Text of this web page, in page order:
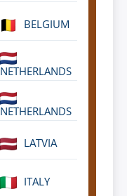
BELGIUM
NETHERLANDS
NETHERLANDS
LATVIA
ITALY